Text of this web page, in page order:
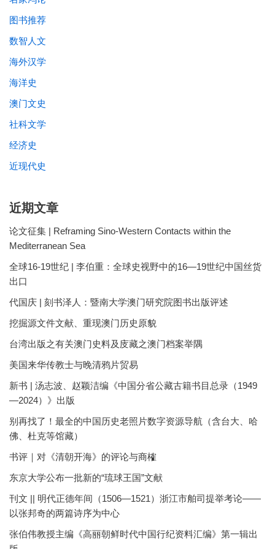
图书推荐
数智人文
海外汉学
海洋史
澳门文史
社科文学
经济史
近现代史
近期文章
论文征集 | Reframing Sino-Western Contacts within the
Mediterranean Sea
全球16-19世纪 | 李伯重：全球史视野中的16—19世纪中国丝货
出口
代国庆 | 刻书泽人：暨南大学澳门研究院图书出版评述
挖掘源文件文献、重现澳门历史原貌
台湾出版之有关澳门史料及庋藏之澳门档案举隅
美国来华传教士与晚清鸦片贸易
新书 | 汤志波、赵颖洁编《中国分省公藏古籍书目总录（1949
—2024）》出版
别再找了！最全的中国历史老照片数字资源导航（含台大、哈
佛、杜克等馆藏）
书评｜对《清朝开海》的评论与商榷
东京大学公布一批新的“琉球王国”文献
刊文 || 明代正德年间（1506—1521）浙江市舶司提举考论——
以张邦奇的两篇诗序为中心
张伯伟教授主编《高丽朝鲜时代中国行纪资料汇编》第一辑出